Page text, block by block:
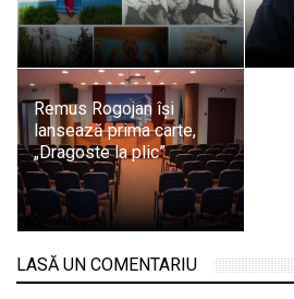
Remus Rogojan își
lansează prima carte,
„Dragoste la plic”
LASĂ UN COMENTARIU